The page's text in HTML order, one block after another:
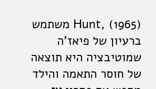
(Hunt, (1965 משתמש
ברעיון של פיאז'ה
שמוטיבציה היא תוצאה
של חוסר התאמה והילד